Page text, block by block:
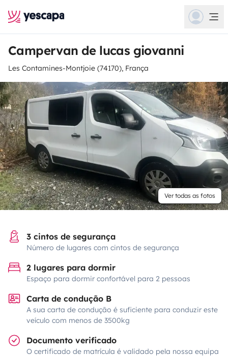
Campervan de lucas giovanni
Les Contamines-Montjoie (74170), França
Ver todas as fotos
3 cintos de segurança
Número de lugares com cintos de segurança
2 lugares para dormir
Espaço para dormir confortável para 2 pessoas
Carta de condução B
A sua carta de condução é suficiente para conduzir este
veículo com menos de 3500kg
Documento verificado
O certificado de matrícula é validado pela nossa equipa